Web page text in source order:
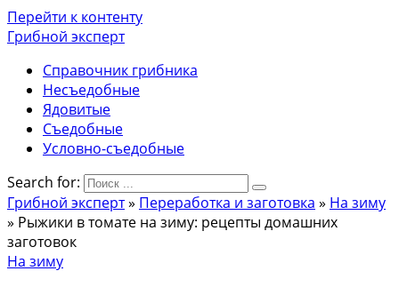
Перейти к контенту
Грибной эксперт
Справочник грибника
Несъедобные
Ядовитые
Съедобные
Условно-съедобные
Search for:
Грибной эксперт» Переработка и заготовка » На зиму
» Рыжики в томате на зиму: рецепты домашних
заготовок
На зиму